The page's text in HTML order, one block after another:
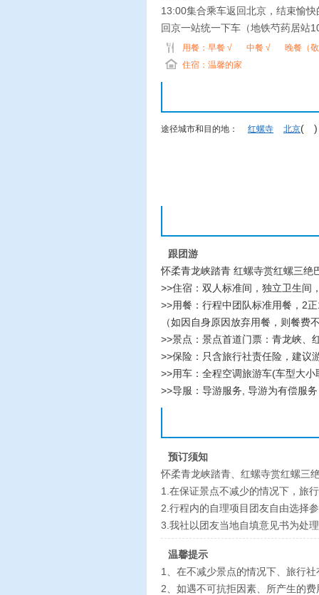
13:00集合乘车返回北京，结束愉
回京一站统一下车（地铁芍药居站
用餐： 早餐 √ 中餐 √
晚餐（
住宿：温馨的家
途径城市和目的地： 红螺寺 北京(
跟团游
怀柔青龙峡踏青 红螺寺赏红螺三绝
>>住宿：双人标准间，独立卫生间
>>用餐：行程中团队标准用餐，2
（如因自身原因放弃用餐，则餐费
>>景点：景点首道门票：青龙峡、
>>保险：只含旅行社责任险，建议
>>用车：全程空调旅游车(车型大
>>导服：导游服务, 导游为有偿服
预订须知
怀柔青龙峡踏青、红螺寺赏红螺三
1.在保证景点不减少的情况下，旅
2.行程内的自理项目团友自由选择
3.我社以团友当地自填意见书为处
温馨提示
1、在不减少景点的情况下、旅行
2、如遇不可抗拒因素、所产生的